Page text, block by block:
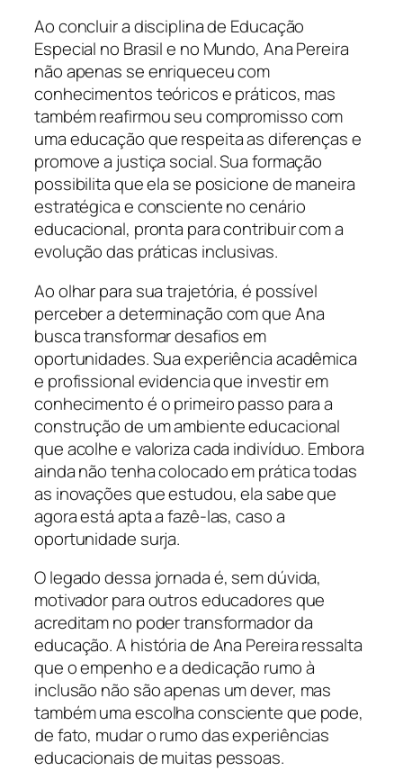
Ao concluir a disciplina de Educação
Especial no Brasil e no Mundo, Ana Pereira
não apenas se enriqueceu com
conhecimentos teóricos e práticos, mas
também reafirmou seu compromisso com
uma educação que respeita as diferenças e
promove a justiça social. Sua formação
possibilita que ela se posicione de maneira
estratégica e consciente no cenário
educacional, pronta para contribuir com a
evolução das práticas inclusivas.
Ao olhar para sua trajetória, é possível
perceber a determinação com que Ana
busca transformar desafios em
oportunidades. Sua experiência acadêmica
e profissional evidencia que investir em
conhecimento é o primeiro passo para a
construção de um ambiente educacional
que acolhe e valoriza cada indivíduo. Embora
ainda não tenha colocado em prática todas
as inovações que estudou, ela sabe que
agora está apta a fazê-las, caso a
oportunidade surja.
O legado dessa jornada é, sem dúvida,
motivador para outros educadores que
acreditam no poder transformador da
educação. A história de Ana Pereira ressalta
que o empenho e a dedicação rumo à
inclusão não são apenas um dever, mas
também uma escolha consciente que pode,
de fato, mudar o rumo das experiências
educacionais de muitas pessoas.